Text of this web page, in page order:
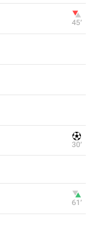
45‎’‎
30‎’‎
61‎’‎